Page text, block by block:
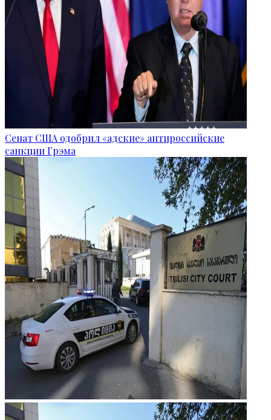
Сенат США одобрил «адские» антироссийские
санкции Грэма